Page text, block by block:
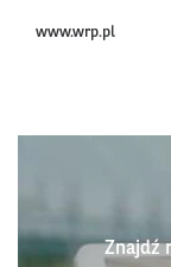
www.wrp.pl
Znajdź